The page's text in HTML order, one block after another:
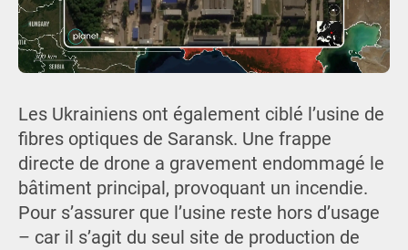
Les Ukrainiens ont également ciblé l’usine de
fibres optiques de Saransk. Une frappe
directe de drone a gravement endommagé le
bâtiment principal, provoquant un incendie.
Pour s’assurer que l’usine reste hors d’usage
– car il s’agit du seul site de production de